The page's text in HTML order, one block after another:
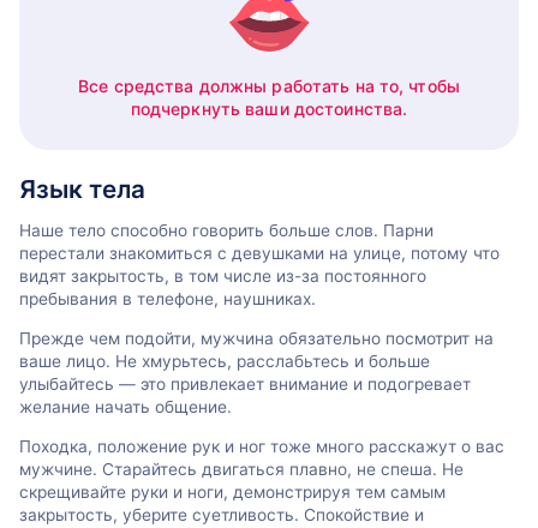
Все средства должны работать на то, чтобы
подчеркнуть ваши достоинства.
Язык тела
Наше тело способно говорить больше слов. Парни
перестали знакомиться с девушками на улице, потому что
видят закрытость, в том числе из-за постоянного
пребывания в телефоне, наушниках.
Прежде чем подойти, мужчина обязательно посмотрит на
ваше лицо. Не хмурьтесь, расслабьтесь и больше
улыбайтесь — это привлекает внимание и подогревает
желание начать общение.
Походка, положение рук и ног тоже много расскажут о вас
мужчине. Старайтесь двигаться плавно, не спеша. Не
скрещивайте руки и ноги, демонстрируя тем самым
закрытость, уберите суетливость. Спокойствие и